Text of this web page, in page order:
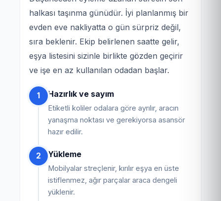
halkası taşınma günüdür. İyi planlanmış bir
evden eve nakliyatta o gün sürpriz değil,
sıra beklenir. Ekip belirlenen saatte gelir,
eşya listesini sizinle birlikte gözden geçirir
ve işe en az kullanılan odadan başlar.
1 Hazırlık ve sayım
Etiketli koliler odalara göre ayrılır, aracın
yanaşma noktası ve gerekiyorsa asansör
hazır edilir.
2 Yükleme
Mobilyalar streçlenir, kırılır eşya en üste
istiflenmez, ağır parçalar araca dengeli
yüklenir.